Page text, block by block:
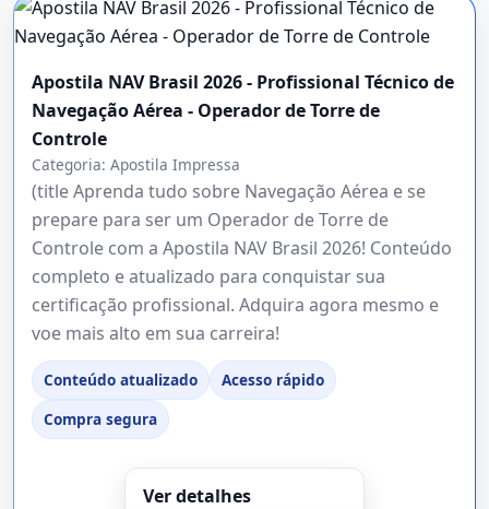
Apostila NAV Brasil 2026 - Profissional Técnico de
Navegação Aérea - Operador de Torre de
Controle
Categoria: Apostila Impressa
(title Aprenda tudo sobre Navegação Aérea e se
prepare para ser um Operador de Torre de
Controle com a Apostila NAV Brasil 2026! Conteúdo
completo e atualizado para conquistar sua
certificação profissional. Adquira agora mesmo e
voe mais alto em sua carreira!
Conteúdo atualizado
Acesso rápido
Compra segura
Ver detalhes